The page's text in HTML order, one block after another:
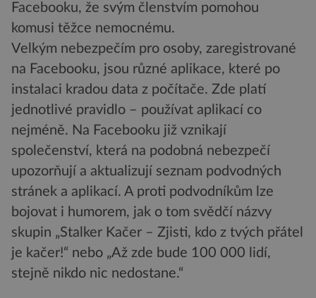
Facebooku, že svým členstvím pomohou
komusi těžce nemocnému.
Velkým nebezpečím pro osoby, zaregistrované
na Facebooku, jsou různé aplikace, které po
instalaci kradou data z počítače. Zde platí
jednotlivé pravidlo – používat aplikací co
nejméně. Na Facebooku již vznikají
společenství, která na podobná nebezpečí
upozorňují a aktualizují seznam podvodných
stránek a aplikací. A proti podvodníkům lze
bojovat i humorem, jak o tom svědčí názvy
skupin „Stalker Kačer – Zjisti, kdo z tvých přátel
je kačer!“ nebo „Až zde bude 100 000 lidí,
stejně nikdo nic nedostane.“